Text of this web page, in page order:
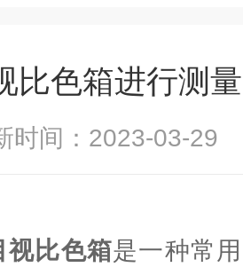
比色箱进行测
时间：2023-03-
视比色箱是一种常